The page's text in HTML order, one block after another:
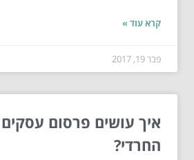
קרא עוד »
פבר 19, 2017
איך עושים פרסום
החרדי?